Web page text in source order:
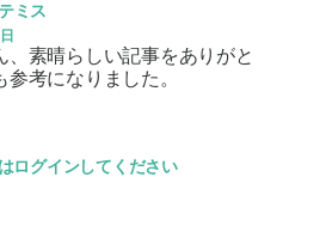
ミス
、素晴らしい記事をありがと
参考になりました。
ログインしてください